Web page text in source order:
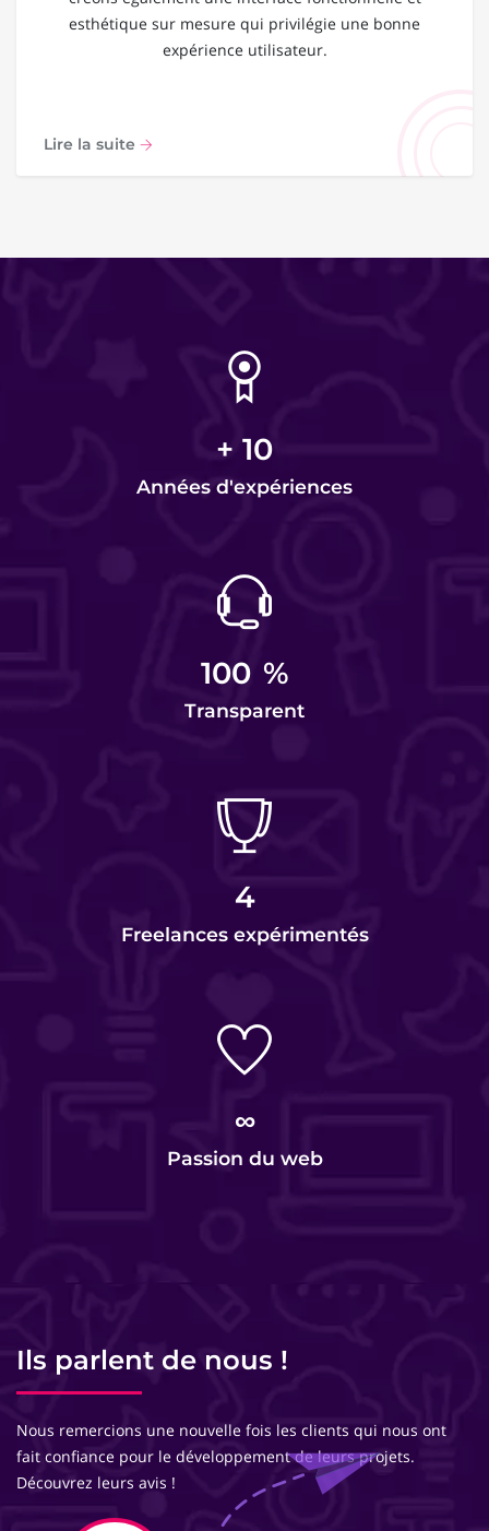
esthétique sur mesure qui privilégie une bonne
expérience utilisateur.
Lire la suite
+ 10
Années d'expériences
100 %
Transparent
4
Freelances expérimentés
∞
Passion du web
Ils parlent de nous !
Nous remercions une nouvelle fois les clients qui nous ont
fait confiance pour le développement de leurs projets.
Découvrez leurs avis !